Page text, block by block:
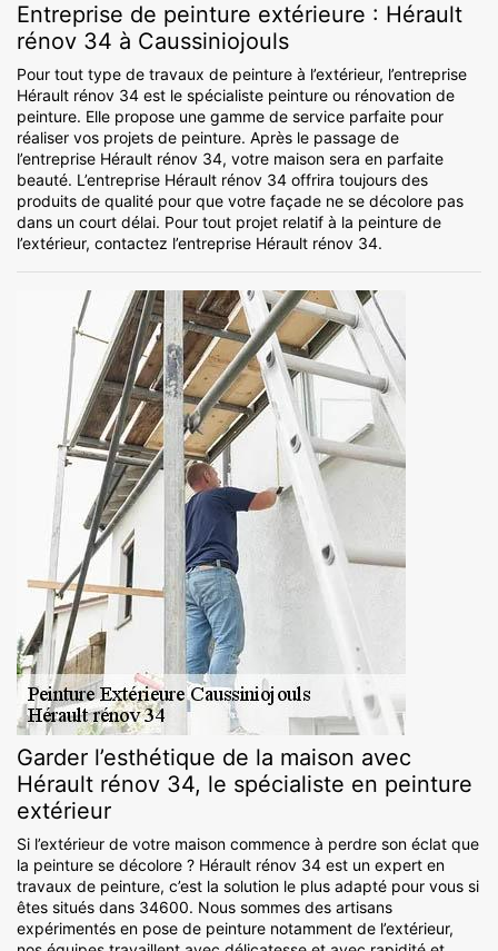
Entreprise de peinture extérieure : Hérault
rénov 34 à Caussiniojouls
Pour tout type de travaux de peinture à l’extérieur, l’entreprise
Hérault rénov 34 est le spécialiste peinture ou rénovation de
peinture. Elle propose une gamme de service parfaite pour
réaliser vos projets de peinture. Après le passage de
l’entreprise Hérault rénov 34, votre maison sera en parfaite
beauté. L’entreprise Hérault rénov 34 offrira toujours des
produits de qualité pour que votre façade ne se décolore pas
dans un court délai. Pour tout projet relatif à la peinture de
l’extérieur, contactez l’entreprise Hérault rénov 34.
Garder l’esthétique de la maison avec
Hérault rénov 34, le spécialiste en peinture
extérieur
Si l’extérieur de votre maison commence à perdre son éclat que
la peinture se décolore ? Hérault rénov 34 est un expert en
travaux de peinture, c’est la solution le plus adapté pour vous si
êtes situés dans 34600. Nous sommes des artisans
expérimentés en pose de peinture notamment de l’extérieur,